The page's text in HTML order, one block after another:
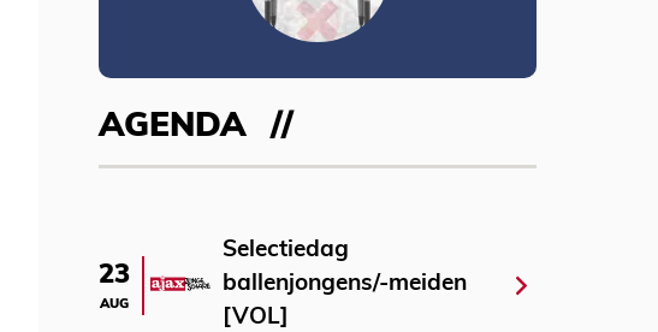
AGENDA
23
AUG
Selectiedag
ballenjongens/-meiden
[VOL]